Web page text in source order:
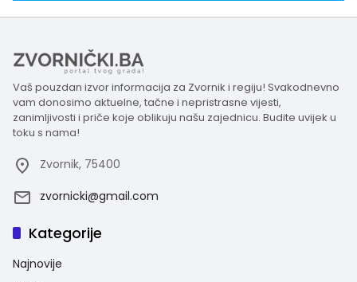
Vaš pouzdan izvor informacija za Zvornik i regiju! Svakodnevno
vam donosimo aktuelne, tačne i nepristrasne vijesti,
zanimljivosti i priče koje oblikuju našu zajednicu. Budite uvijek u
toku s nama!
Zvornik, 75400
zvornicki@gmail.com
Kategorije
Najnovije